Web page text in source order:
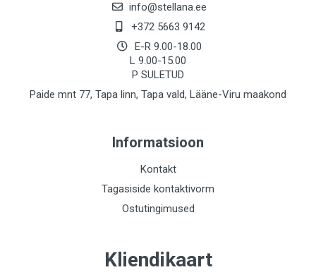
info@stellana.ee
+372 5663 9142
E-R 9.00-18.00
L 9.00-15.00
P SULETUD
Paide mnt 77, Tapa linn, Tapa vald, Lääne-Viru maakond
Informatsioon
Kontakt
Tagasiside kontaktivorm
Ostutingimused
Kliendikaart